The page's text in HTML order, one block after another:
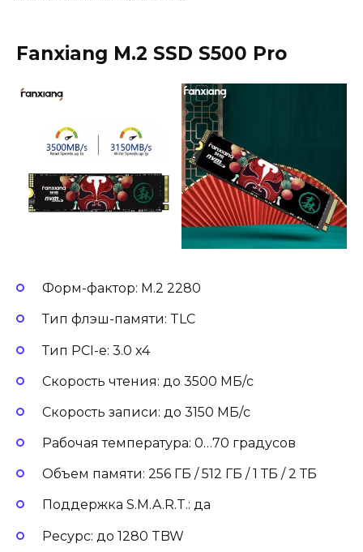
Fanxiang M.2 SSD S500 Pro
Форм-фактор: M.2 2280
Тип флэш-памяти: TLC
Тип PCI-e: 3.0 x4
Скорость чтения: до 3500 МБ/с
Скорость записи: до 3150 МБ/с
Рабочая температура: 0…70 градусов
Объем памяти: 256 ГБ / 512 ГБ / 1 ТБ / 2 ТБ
Поддержка S.M.A.R.T.: да
Ресурс: до 1280 TBW